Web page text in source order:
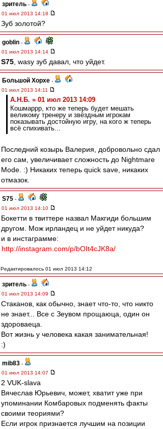
зpитель -
01 июл 2013 14:18
Зуб золотой?
goblin -
01 июл 2013 14:14
S75 , wasy зуб давал, что уйдет.
Большой Хорхе -
01 июл 2013 14:11
А.Н.Б. » 01 июл 2013 14:09
Кошмаррр, кто же теперь будет мешать
великому тренеру и звёздным игрокам
показывать достойную игру, на кого ж теперь
всё спихивать...
Последний козырь Валерия, добровольно сдал
его сам, увеличивает сложность до Nightmare
Mode. :) Никаких теперь quick save, никаких
отмазок.
S75 -
01 июл 2013 14:10
Бокетти в твиттере назвал Макгиди большим
другом. Мож ирландец и не уйдет никуда?
и в инстаграмме:
http://instagram.com/p/bOIt4cJK8a/
Редактировалось 01 июл 2013 14:12
зpитель -
01 июл 2013 14:09
Стаканов, как обычно, знает что-то, что никто
не знает... Все с Зеувом прощаюца, один он
здороваеца.
Вот жизнь у человека какая занимательная!
:)
mib83 -
01 июл 2013 14:07
2 VUK-slava
Вячеслав Юрьевич, может, хватит уже при
упоминании Комбаровых подменять факты
своими теориями?
Если игрок признается лучшим на позиции